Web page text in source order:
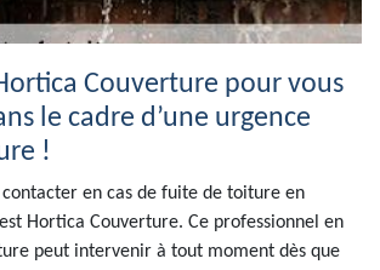
Couverture pour vous
le cadre d’une urgence
!
contacter en cas de fuite de toiture en
Hortica Couverture. Ce professionnel en
peut intervenir à tout moment dès que